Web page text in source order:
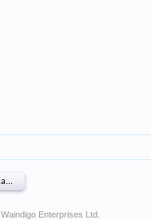
Waindigo Enterprises Ltd